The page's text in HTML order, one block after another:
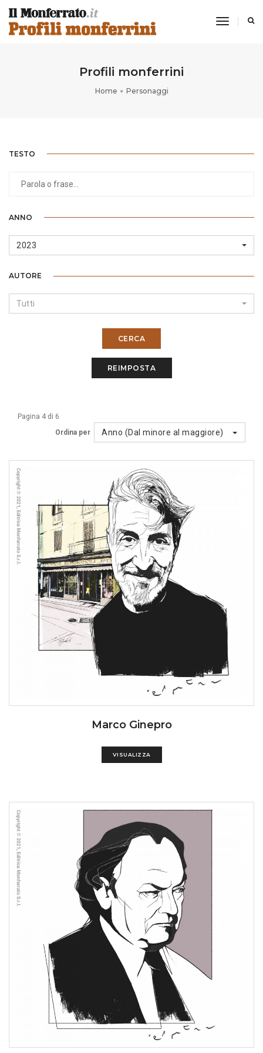
toggle
Profili monferrini
Home Personaggi
TESTO
ANNO
2023
AUTORE
Tutti
CERCA
REIMPOSTA
Pagina 4 di 6
Ordina per
Anno (Dal minore al maggiore)
Marco Ginepro
VISUALIZZA